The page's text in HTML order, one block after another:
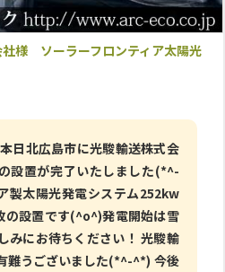
様 ソーラーフロンティア太陽光
日北広島市に光駿輸送株式会
設置が完了いたしました(*^-
製太陽光発電システム252kw
の設置です(^o^)発電開始は雪
みにお待ちください！ 光駿輸
難うございました(*^-^*) 今後